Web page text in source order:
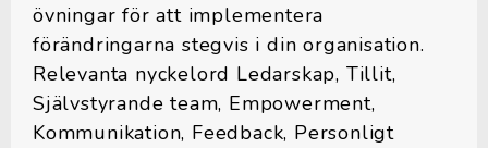
övningar för att implementera
förändringarna stegvis i din organisation.
Relevanta nyckelord Ledarskap, Tillit,
Självstyrande team, Empowerment,
Kommunikation, Feedback, Personligt